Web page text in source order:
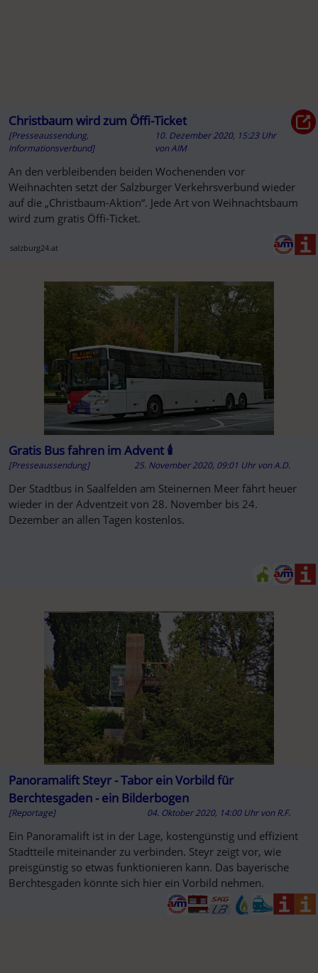
Christbaum wird zum Öffi-Ticket
[Presseaussendung,
Informationsverbund]
10. Dezember 2020, 15:23 Uhr
vonAIM
An den verbleibenden beiden Wochenenden vor
Weihnachten setzt der Salzburger Verkehrsverbund wieder
auf die „Christbaum-Aktion“. Jede Art von Weihnachtsbaum
wird zum gratis Öffi-Ticket.
salzburg24.at
Gratis Bus fahren im Advent 🕯️
[Presseaussendung] 25. November 2020, 09:01 Uhr vonA.D.
Der Stadtbus in Saalfelden am Steinernen Meer fährt heuer
wieder in der Adventzeit von 28. November bis 24.
Dezember an allen Tagen kostenlos.
Panoramalift Steyr - Tabor ein Vorbild für
Berchtesgaden - ein Bilderbogen
[Reportage] 04. Oktober 2020, 14:00 Uhr vonR.F.
Ein Panoramalift ist in der Lage, kostengünstig und effizient
Stadtteile miteinander zu verbinden. Steyr zeigt vor, wie
preisgünstig so etwas funktionieren kann. Das bayerische
Berchtesgaden könnte sich hier ein Vorbild nehmen.